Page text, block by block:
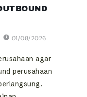
01/08/2026
agar
perusahaan